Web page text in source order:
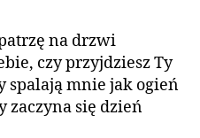
na drzwi
czy przyjdziesz Ty
spalają mnie jak ogień
zaczyna się dzień